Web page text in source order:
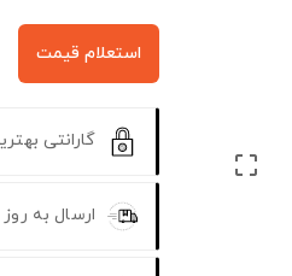

استعلام قیمت
گارانتی
ارسال به